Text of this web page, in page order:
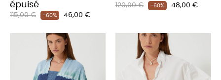
épuisé
Prix
115,00 € -60% Prix
46,00 €
Prix
120,00 € -60% Prix
48,00 €